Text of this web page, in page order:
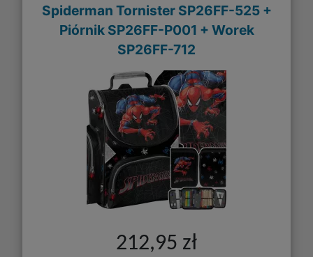
Spiderman Tornister SP26FF-525 +
Piórnik SP26FF-P001 + Worek
SP26FF-712
212,95 zł